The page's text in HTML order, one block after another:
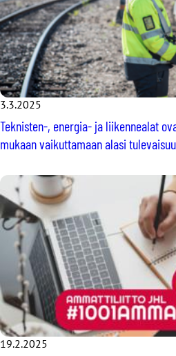
3.3.2025
Teknisten-, energia- ja liikennealat
mukaan vaikuttamaan alasi
19.2.2025